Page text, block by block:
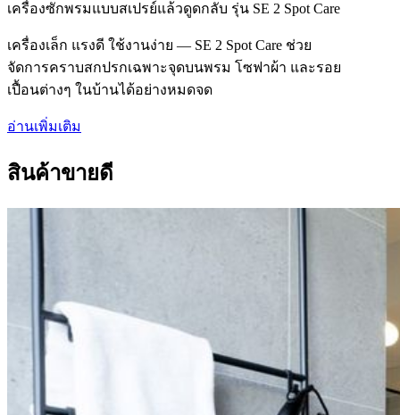
เครื่องซักพรมแบบสเปรย์แล้วดูดกลับ รุ่น SE 2 Spot Care
เครื่องเล็ก แรงดี ใช้งานง่าย — SE 2 Spot Care ช่วย
จัดการคราบสกปรกเฉพาะจุดบนพรม โซฟาผ้า และรอย
เปื้อนต่างๆ ในบ้านได้อย่างหมดจด
อ่านเพิ่มเติม
สินค้าขายดี